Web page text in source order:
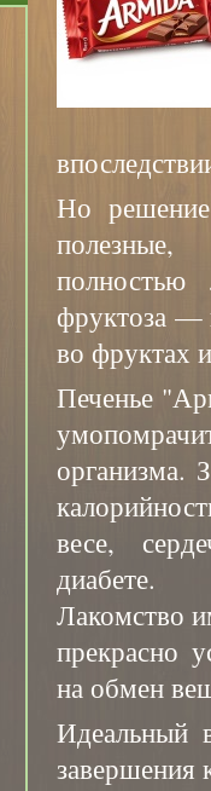
Но решение
полезные,
полностью
фруктоза —
во фруктах
Печенье
организма.
весе,
диабете.
Лакомство
прекрасно
на обмен
Идеальный
завершения